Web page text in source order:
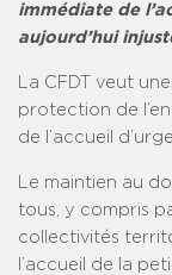
immédiate de
aujourd’hui
La CFDT veut
protection de
de l’accueil
Le maintien au
tous, y compris
collectivités
l’accueil de la